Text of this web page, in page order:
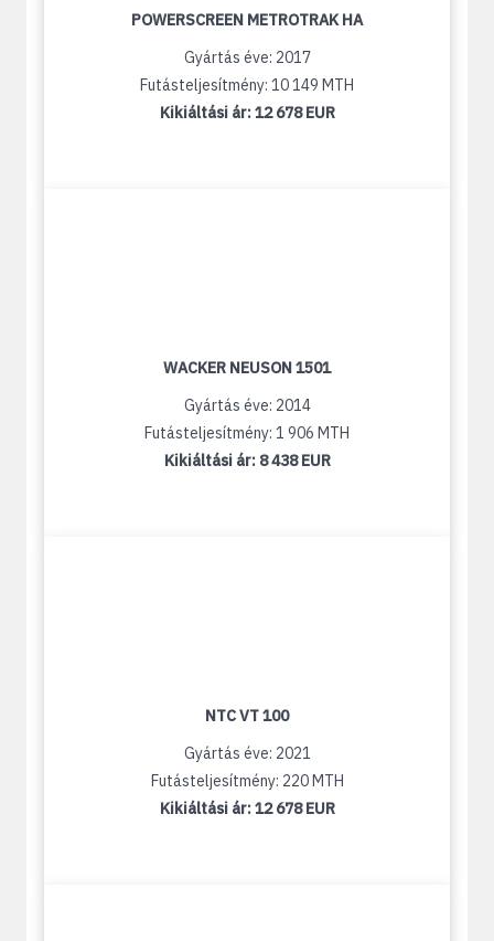
POWERSCREEN METROTRAK HA
Gyártás éve: 2017
Futásteljesítmény: 10 149 MTH
Kikiáltási ár:12 678 EUR
WACKER NEUSON 1501
Gyártás éve: 2014
Futásteljesítmény: 1 906 MTH
Kikiáltási ár: 8 438 EUR
NTC VT 100
Gyártás éve: 2021
Futásteljesítmény: 220 MTH
Kikiáltási ár:12 678 EUR